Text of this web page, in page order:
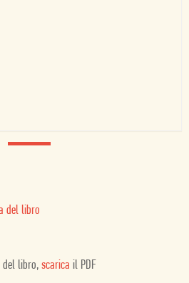
del libro
del libro, scarica il PDF